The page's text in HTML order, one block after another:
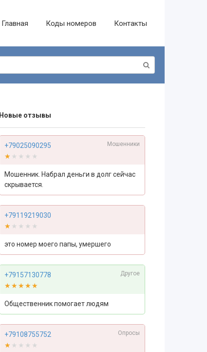
Главная Коды номеров Контакты
Новые отзывы
+79025090295 Мошенники
★★★★★
★★★★★
Мошенник. Набрал деньги в долг сейчас
скрывается.
+79119219030
★★★★★
★★★★★
это номер моего папы, умершего
+79157130778 Другое
★★★★★
★★★★★
Общественник помогает людям
+79108755752 Опросы
★★★★★
★★★★★